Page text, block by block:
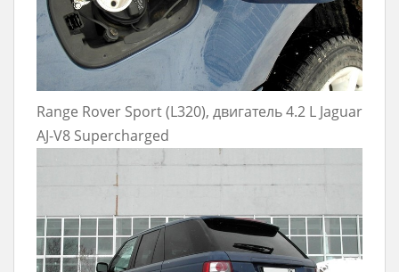
Range Rover Sport (L320), двигатель 4.2 L Jaguar
AJ-V8 Supercharged